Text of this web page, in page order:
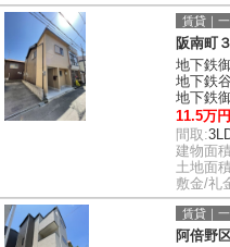
賃貸｜
阪南町
地下鉄
地下鉄
地下鉄
11.5万円
間取:
建物面
土地面
敷金/礼
賃貸｜
阿倍野